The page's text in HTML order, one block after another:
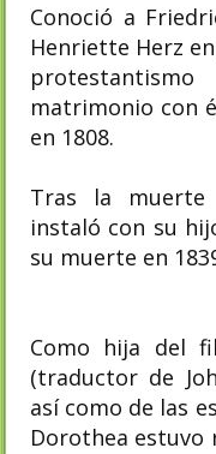
Conoció a
Henriette Herz
matrimonio con
en 1808.
Tras la muerte
instaló con su
su muerte en
Como hija del
(traductor de
así como de las
Dorothea estuvo